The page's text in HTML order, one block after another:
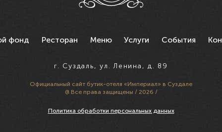
фонд Ресторан Меню Услуги События
г. Суздаль, ул. Ленина, д. 89
Официальный сайт бутик-отеля «Империал» в Суздале
@ Все права защищены / 2026 /
Политика обработки персональных данных